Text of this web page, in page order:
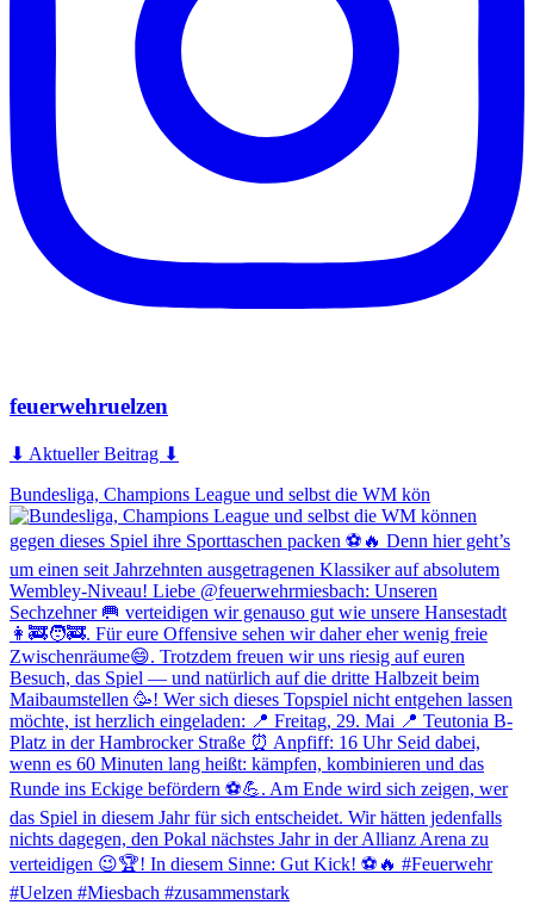
feuerwehruelzen
⬇ Aktueller Beitrag ⬇
Bundesliga, Champions League und selbst die WM kön